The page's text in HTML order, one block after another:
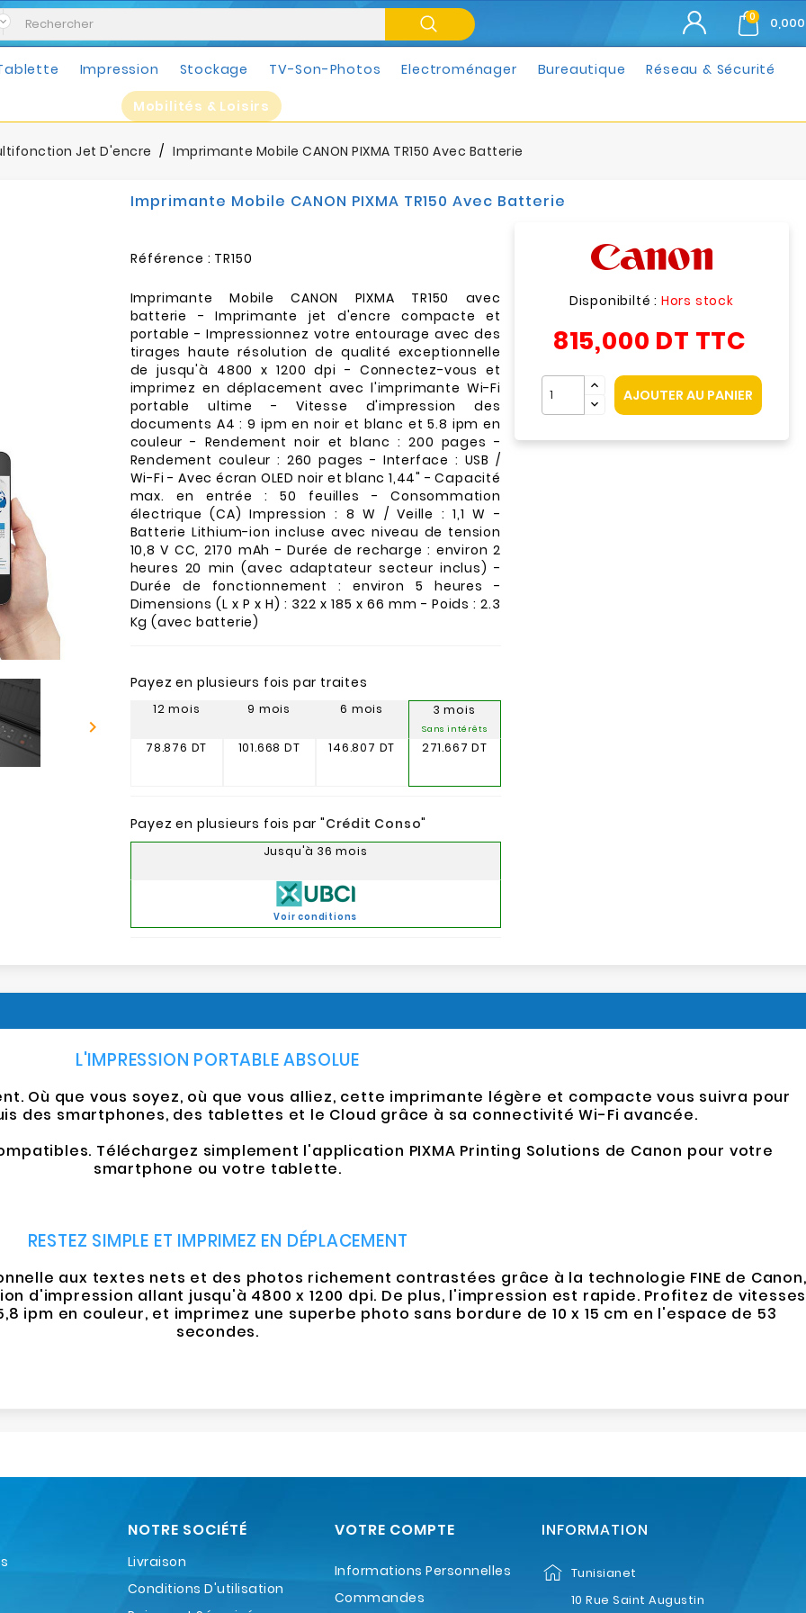
0
Impression Stockage TV-Son-Photos Electroménager Bureautique Réseau & Sécurité
Mobilités & Loisirs
Jet D'encre Imprimante Mobile CANON PIXMA TR150 Avec Batterie

Imprimante Mobile CANON PIXMA TR150 Avec Batterie
Référence : TR150
Imprimante Mobile CANON PIXMA TR150 avec
batterie - Imprimante jet d'encre compacte et
portable - Impressionnez votre entourage avec des
tirages haute résolution de qualité exceptionnelle
de jusqu'à 4800 x 1200 dpi - Connectez-vous et
imprimez en déplacement avec l'imprimante Wi-Fi
portable ultime - Vitesse d'impression des
documents A4 : 9 ipm en noir et blanc et 5.8 ipm en
couleur - Rendement noir et blanc : 200 pages -
Rendement couleur : 260 pages - Interface : USB /
Wi-Fi - Avec écran OLED noir et blanc 1,44" - Capacité
max. en entrée : 50 feuilles - Consommation
électrique (CA) Impression : 8 W / Veille : 1,1 W -
Batterie Lithium-ion incluse avec niveau de tension
10,8 V CC, 2170 mAh - Durée de recharge : environ 2
heures 20 min (avec adaptateur secteur inclus) -
Durée de fonctionnement : environ 5 heures -
Dimensions (L x P x H) : 322 x 185 x 66 mm - Poids : 2.3
Kg (avec batterie)
Disponibilté : Hors stock
815,000 DT TTC
AJOUTER AU PANIER
Payez en plusieurs fois par traites
12 mois
78.876 DT
9 mois
101.668 DT
6 mois
146.807 DT
3 mois
Sans intérêts
271.667 DT
Payez en plusieurs fois par "Crédit Conso"
Jusqu'à 36 mois
Voir conditions
L'IMPRESSION PORTABLE ABSOLUE
Où que vous soyez, où que vous alliez, cette imprimante légère et compacte vous suivra pour
des smartphones, des tablettes et le Cloud grâce à sa connectivité Wi-Fi avancée.
Téléchargez simplement l'application PIXMA Printing Solutions de Canon pour votre
smartphone ou votre tablette.
RESTEZ SIMPLE ET IMPRIMEZ EN DÉPLACEMENT
aux textes nets et des photos richement contrastées grâce à la technologie FINE de Canon,
d'impression allant jusqu'à 4800 x 1200 dpi. De plus, l'impression est rapide. Profitez de vitesses
ipm en couleur, et imprimez une superbe photo sans bordure de 10 x 15 cm en l'espace de 53
secondes.
NOTRE SOCIÉTÉ
Livraison
Conditions D'utilisation
VOTRE COMPTE
Informations Personnelles
Commandes
INFORMATION
Tunisianet
10 Rue Saint Augustin